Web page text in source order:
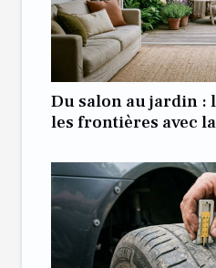
Du salon au jardin :
les frontières avec